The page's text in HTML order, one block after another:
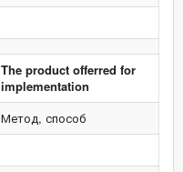
The product offerred for
implementation
Метод, способ